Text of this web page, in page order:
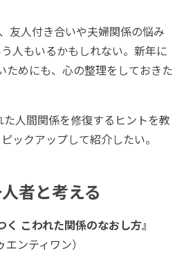
友人付き合いや夫婦関係の悩み
人もいるかもしれない。新年に
ためにも、心の整理をしておきた
人間関係を修復するヒントを教
ックアップして紹介したい。
者と考える
く こわれた関係のなおし方』
ンティワン）